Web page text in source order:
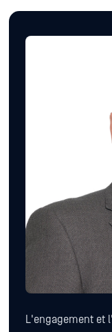
L'engagement et